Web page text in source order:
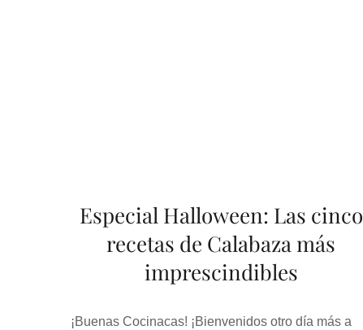
Especial Halloween: Las cinco
recetas de Calabaza más
imprescindibles
¡Buenas Cocinacas! ¡Bienvenidos otro día más a